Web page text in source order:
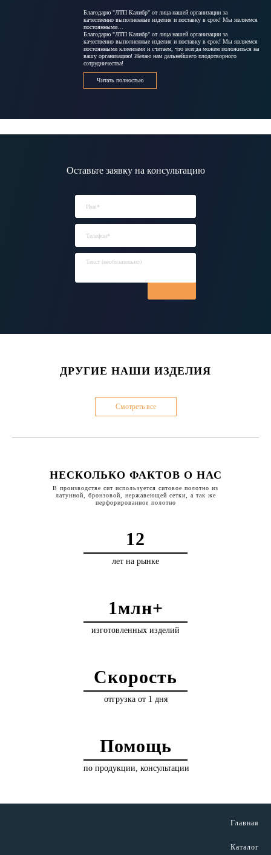
Благодарю "ЛТП Калибр" от лица нашей организации за
качественно выполненные изделия и поставку в срок! Мы являемся
постоянными…
Благодарю "ЛТП Калибр" от лица нашей организации за
качественно выполненные изделия и поставку в срок! Мы являемся
постоянными клиентами и считаем, что всегда можем положиться на
вашу организацию! Желаю нам дальнейшего плодотворного
сотрудничества!
Читать полностью
Оставьте заявку на консультацию
ДРУГИЕ НАШИ ИЗДЕЛИЯ
Смотреть все
НЕСКОЛЬКО ФАКТОВ О НАС
В производстве сит используется ситовое полотно из
латунной, бронзовой, нержавеющей сетки, а так же
перфорированное полотно
12
лет на рынке
1млн+
изготовленных изделий
Скорость
отгрузка от 1 дня
Помощь
по продукции, консультации
Главная
Каталог